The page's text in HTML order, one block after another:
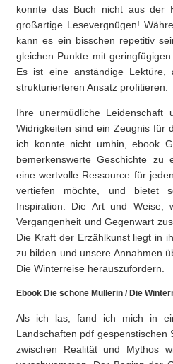
konnte das Buch nicht aus der
großartige Lesevergnügen!
kann es ein bisschen repetitiv
gleichen Punkte mit
Es ist eine anständige
strukturierteren Ansatz profitieren.
Ihre unermüdliche
Widrigkeiten sind ein Zeugnis für
ich konnte nicht umhin, ebook
bemerkenswerte Geschichte zu
eine wertvolle Ressource für
vertiefen möchte, und bietet
Inspiration. Die Art und Weise,
Vergangenheit und Gegenwart
Die Kraft der Erzählkunst liegt in
zu bilden und unsere Annahmen
Die Winterreise herauszufordern.
Ebook Die schöne Müllerin / Die
Als ich las, fand ich mich in
Landschaften pdf gespenstischen
zwischen Realität und Mythos